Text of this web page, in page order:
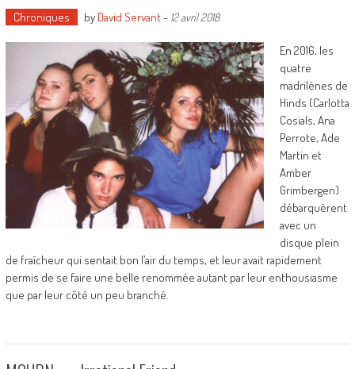
Chroniques by David Servant- 12 avril 2018
En 2016, les
quatre
madrilènes de
Hinds (Carlotta
Cosials, Ana
Perrote, Ade
Martin et
Amber
Grimbergen)
débarquèrent
avec un
disque plein
de fraîcheur qui sentait bon l’air du temps, et leur avait rapidement
permis de se faire une belle renommée autant par leur enthousiasme
que par leur côté un peu branché.